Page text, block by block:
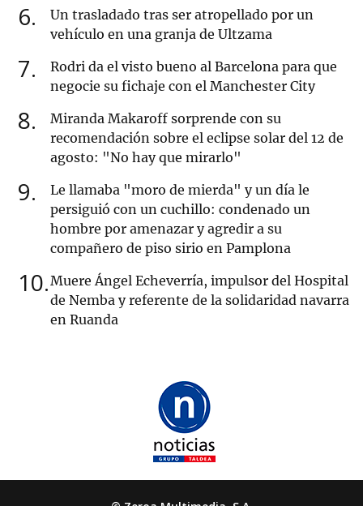
6
Un trasladado tras ser atropellado por un
vehículo en una granja de Ultzama
7
Rodri da el visto bueno al Barcelona para que
negocie su fichaje con el Manchester City
8
Miranda Makaroff sorprende con su
recomendación sobre el eclipse solar del 12 de
agosto: "No hay que mirarlo"
9
Le llamaba "moro de mierda" y un día le
persiguió con un cuchillo: condenado un
hombre por amenazar y agredir a su
compañero de piso sirio en Pamplona
10 Muere Ángel Echeverría, impulsor del Hospital
de Nemba y referente de la solidaridad navarra
en Ruanda